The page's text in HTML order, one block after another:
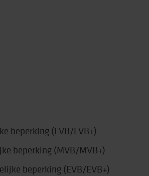
beperking (LVB/LVB+)
beperking (MVB/MVB+)
beperking (EVB/EVB+)